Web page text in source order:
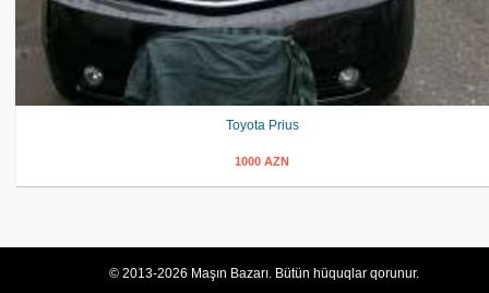
Toyota Prius
1000 AZN
© 2013-2026 Maşın Bazarı. Bütün hüquqlar qorunur.